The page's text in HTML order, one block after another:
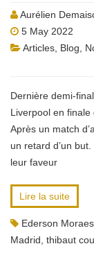
Aurélien
5 May 2022
Articles Blog
Dernière demi-
Liverpool en finale
Après un match
un retard d’un
leur faveur
Lire la suite
Ederson Moraes
Madrid thibaut